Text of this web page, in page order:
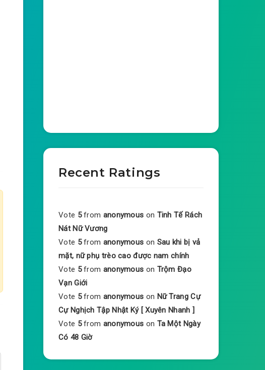
Recent Ratings
Vote 5 from anonymous on Tinh Tế Rách
Nát Nữ Vương
Vote 5 from anonymous on Sau khi bị vả
mặt, nữ phụ trèo cao được nam chính
Vote 5 from anonymous on Trộm Đạo
Vạn Giới
Vote 5 from anonymous on Nữ Trang Cự
Cự Nghịch Tập Nhật Ký [ Xuyên Nhanh ]
Vote 5 from anonymous on Ta Một Ngày
Có 48 Giờ